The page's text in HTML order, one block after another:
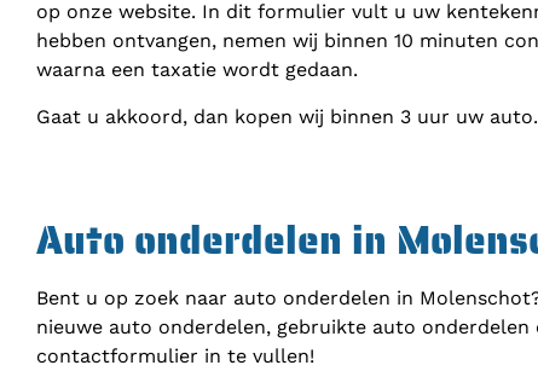
op onze website. In dit formulier vult u uw
hebben ontvangen, nemen wij binnen 10 minuten
waarna een taxatie wordt gedaan.
Gaat u akkoord, dan kopen wij binnen 3 uur uw
Auto onderdelen in
Bent u op zoek naar auto onderdelen in
nieuwe auto onderdelen, gebruikte auto
contactformulier in te vullen!